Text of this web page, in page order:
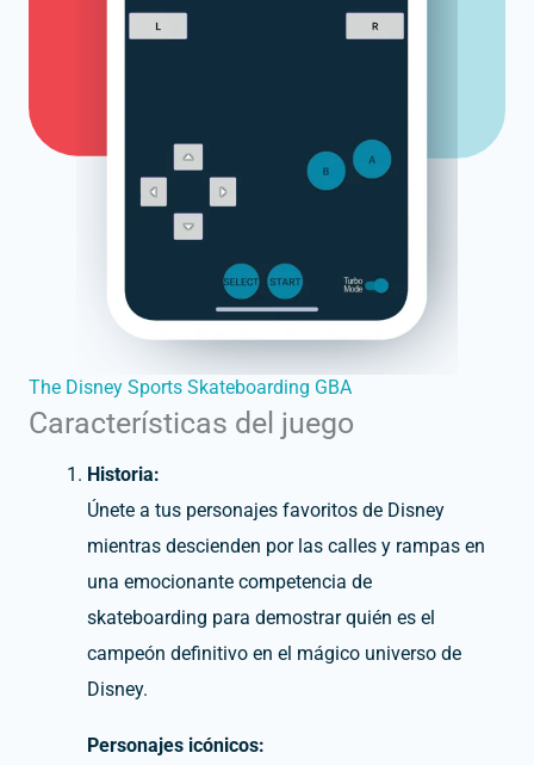
The Disney Sports Skateboarding GBA
Características del juego
Historia:
Únete a tus personajes favoritos de Disney
mientras descienden por las calles y rampas en
una emocionante competencia de
skateboarding para demostrar quién es el
campeón definitivo en el mágico universo de
Disney.
Personajes icónicos: